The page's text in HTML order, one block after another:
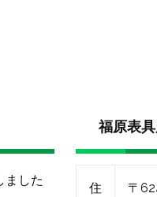
ました
福原表
住
〒